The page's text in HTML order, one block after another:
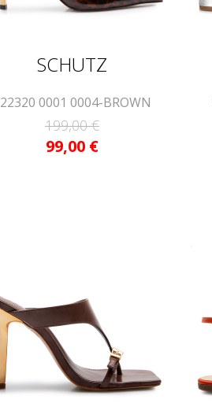
SCHUTZ
0001 0004-BROWN
199,00 €
99,00 €